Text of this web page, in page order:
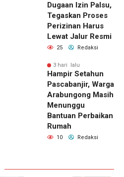
Dugaan Izin Palsu,
Tegaskan Proses
Perizinan Harus
Lewat Jalur Resmi
25 Redaksi
3 hari lalu
Hampir Setahun
Pascabanjir, Warga
Arabungong Masih
Menunggu
Bantuan Perbaikan
Rumah
10 Redaksi